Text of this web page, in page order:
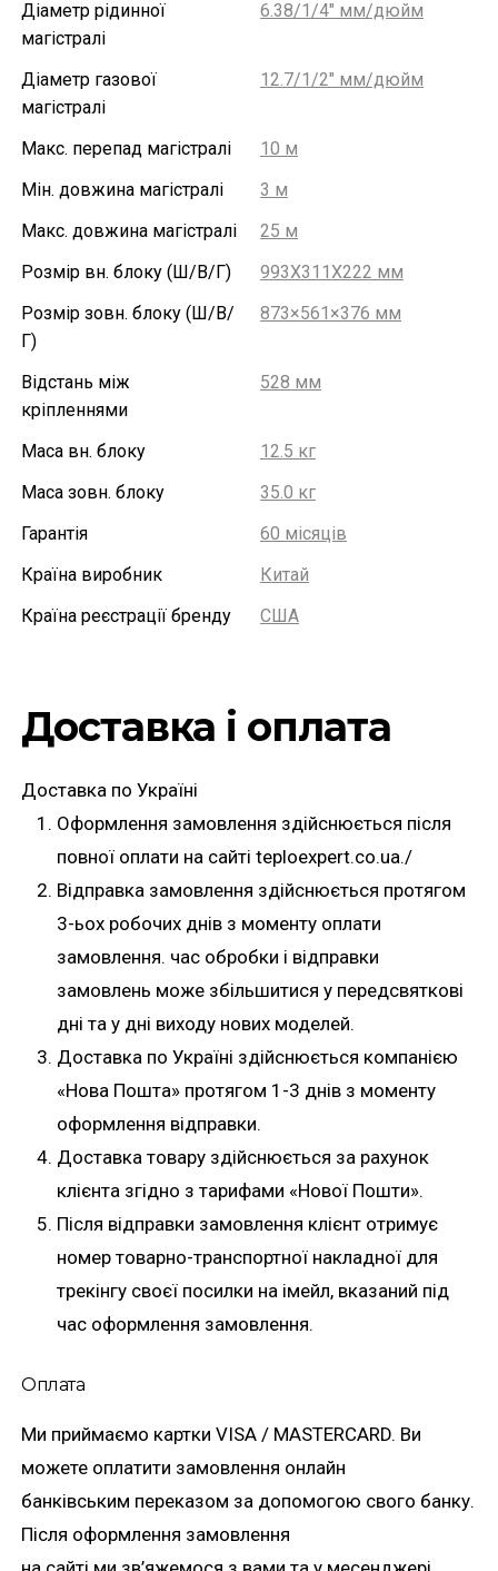
Діаметр рідинної
магістралі
6.38/1/4" мм/дюйм
Діаметр газової
магістралі
12.7/1/2″ мм/дюйм
Макс. перепад магістралі
10 м
Мін. довжина магістралі
3 м
Макс. довжина магістралі
25 м
Розмір вн. блоку (Ш/В/Г)
993X311X222 мм
Розмір зовн. блоку (Ш/В/
Г)
873×561×376 мм
Відстань між
кріпленнями
528 мм
Маса вн. блоку
12.5 кг
Маса зовн. блоку
35.0 кг
Гарантія
60 місяців
Країна виробник
Китай
Країна реєстрації бренду
США
Доставка і оплата
Доставка по Україні
Оформлення замовлення здійснюється після
повної оплати на сайті teploexpert.co.ua./
Відправка замовлення здійснюється протягом
3-ьох робочих днів з моменту оплати
замовлення. час обробки і відправки
замовлень може збільшитися у передсвяткові
дні та у дні виходу нових моделей.
Доставка по Україні здійснюється компанією
«Нова Пошта» протягом 1-3 днів з моменту
оформлення відправки.
Доставка товару здійснюється за рахунок
клієнта згідно з тарифами «Нової Пошти».
Після відправки замовлення клієнт отримує
номер товарно-транспортної накладної для
трекінгу своєї посилки на імейл, вказаний під
час оформлення замовлення.
Оплата
Ми приймаємо картки VISA / MASTERCARD. Ви
можете оплатити замовлення онлайн
банківським переказом за допомогою свого банку.
Після оформлення замовлення